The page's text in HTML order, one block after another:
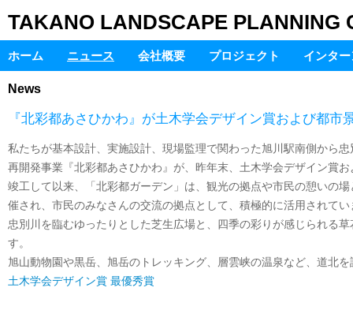
TAKANO LANDSCAPE PLANNING
ホーム ニュース 会社概要 プロジェクト インタ
News
『北彩都あさひかわ』が土木学会デザイン賞および都市
私たちが基本設計、実施設計、現場監理で関わった旭川駅南側から
再開発事業『北彩都あさひかわ』が、昨年末、土木学会デザイン賞
竣工して以来、「北彩都ガーデン」は、観光の拠点や市民の憩いの
催され、市民のみなさんの交流の拠点として、積極的に活用されてい
忠別川を臨むゆったりとした芝生広場と、四季の彩りが感じられる
す。
旭山動物園や黒岳、旭岳のトレッキング、層雲峡の温泉など、道北
土木学会デザイン賞 最優秀賞